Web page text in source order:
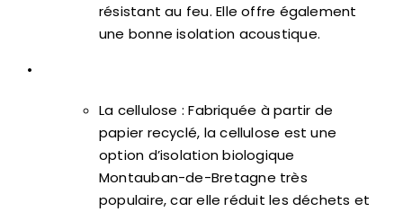
résistant au feu. Elle offre également
une bonne isolation acoustique.
•
La cellulose : Fabriquée à partir de
papier recyclé, la cellulose est une
option d’isolation biologique
Montauban-de-Bretagne très
populaire, car elle réduit les déchets et